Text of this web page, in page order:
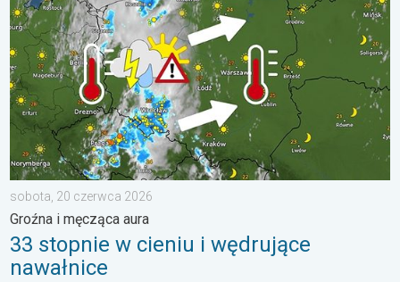
sobota, 20 czerwca 2026
Groźna i męcząca aura
33 stopnie w cieniu i wędrujące
nawałnice